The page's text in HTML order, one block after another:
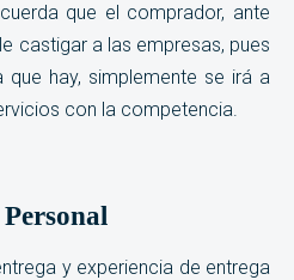
que el comprador, ante
castigar a las empresas, pues
hay, simplemente se irá a
con la competencia.
Personal
y experiencia de entrega